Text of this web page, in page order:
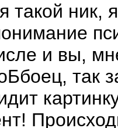
такой ник,
и вы,
так